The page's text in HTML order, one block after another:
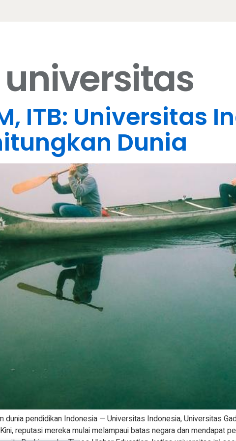
universitas
ITB: Universitas
Dunia
dunia pendidikan Indonesia — Universitas Indonesia, Universitas
reputasi mereka mulai melampaui batas negara dan mendapat